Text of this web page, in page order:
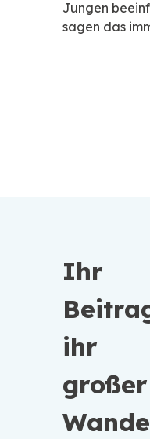
Jungen
sagen das
Ihr
ihr
großer